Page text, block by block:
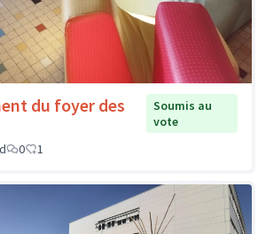
du foyer des
Soumis au
vote
0 1